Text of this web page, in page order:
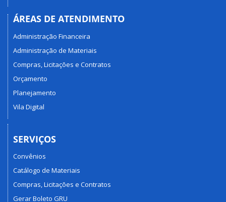
ÁREAS DE ATENDIMENTO
Administração Financeira
Administração de Materiais
Compras, Licitações e Contratos
Orçamento
Planejamento
Vila Digital
SERVIÇOS
Convênios
Catálogo de Materiais
Compras, Licitações e Contratos
Gerar Boleto GRU